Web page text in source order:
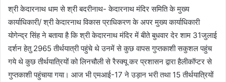
श्री केदारनाथ धाम से श्री बदरीनाथ- केदारनाथ मंदिर समिति के मुख्य
कार्याधिकारी/ श्री केदारनाथ विकास प्राधिकरण के अपर मुख्य कार्याधिकारी
योगेन्द्र सिंह ने बताया है कि श्री केदारनाथ मंदिर में बीते बुधवार देर शाम 31जुलाई
दर्शन हेतु 2965 तीर्थयात्री पहुंचे थे उनमें से कुछ वापस गुप्तकाशी सकुशल पहुंच
गये थे कुछ तीर्थयात्रियों को लिनचौली से रैस्क्यू कर प्रशासन द्वारा हैलीकॉप्टर से
गुप्तकाशी पहुंचाया गया। आज भी एमआई-17 ने उड़ान भरी तथा 15 तीर्थयात्रियों